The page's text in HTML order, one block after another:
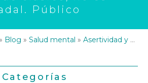
Público
Blog » Salud mental » Asertividad y HHSS
Categorías